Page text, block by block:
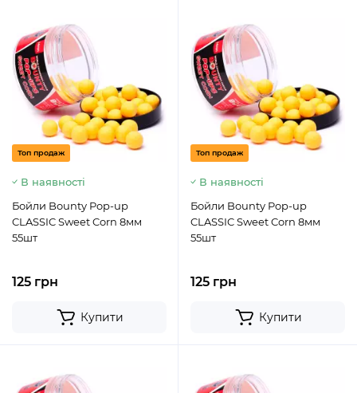
Топ продаж
В наявності
Бойли Bounty Pop-up
CLASSIC Sweet Corn 8мм
55шт
125 грн
Купити
Топ продаж
В наявності
Бойли Bounty Pop-up
CLASSIC Sweet Corn 8мм
55шт
125 грн
Купити